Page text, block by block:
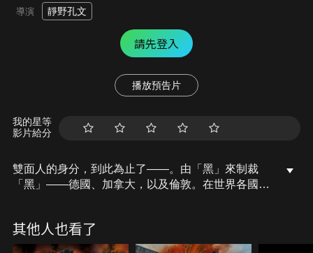
導演 靜野孔文
請先登入
播放預告片
我的星等
影片給分
雙面人的身分，到此為止了——。由「黑」來制裁
「黑」——德國、加拿大，以及倫敦。在世界各國都
向日本。這齣暗殺的戲碼才只是開始而已。命中註定
的相遇，就這麼突然地——東都水族館剛進行了大規
其他人也看了